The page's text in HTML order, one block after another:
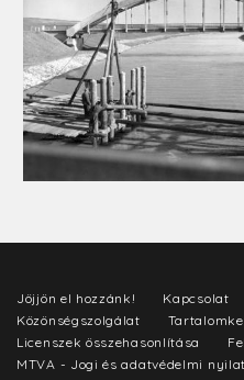
Jöjjön el hozzánk! Kapcsolat
Közönségszolgálat
Licenszek összehasonlítása
MTVA - Jogi és adatvédelmi